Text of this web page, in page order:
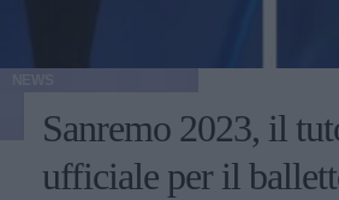
Sanremo 2023, il
ufficiale per il